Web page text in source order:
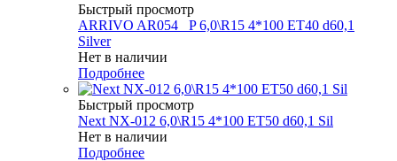
Быстрый просмотр
ARRIVO AR054 _P 6,0\R15 4*100 ET40 d60,1
Silver
Нет в наличии
Подробнее
Быстрый просмотр
Next NX-012 6,0\R15 4*100 ET50 d60,1 Sil
Нет в наличии
Подробнее